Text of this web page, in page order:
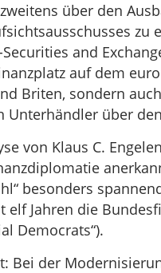
über den
zu
and
auf dem
Briten, sondern
Unterhändler über
von Klaus C.
besonders
elf Jahren die
Democrats“).
Bei der